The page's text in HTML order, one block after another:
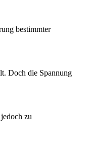
bestimmter
Doch die Spannung
zu